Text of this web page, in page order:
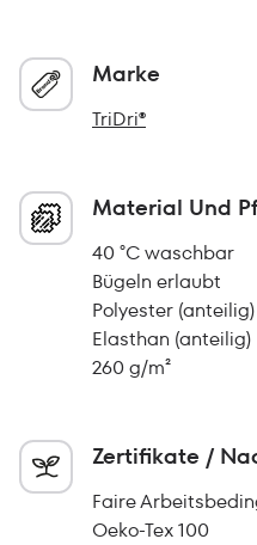
Marke
TriDri®
Material Und
40 °C waschbar
Bügeln erlaubt
Polyester (anteilig)
Elasthan (anteilig)
260 g/m²
Zertifikate /
Faire
Oeko-Tex 100